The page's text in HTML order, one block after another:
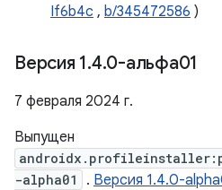
If6b4c , b/345472586 )
Версия 1.4.0-альфа01
7 февраля 2024 г.
Выпущен
-alpha01
. Версия 1.4.0-